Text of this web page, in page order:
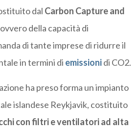
dal Carbon Capture and
della capacità di
di tante imprese di ridurre il
in termini di emissionidi CO2.
ha preso forma un impianto
islandese Reykjavik, costituito
con filtri e ventilatori ad alta